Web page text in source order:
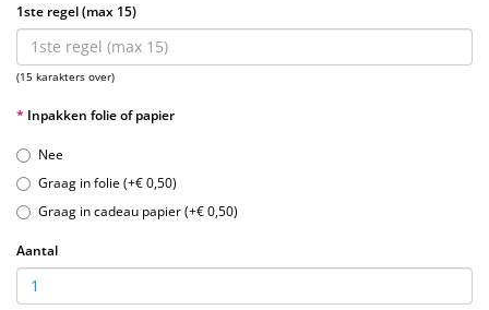
1ste regel (max 15)
(15 karakters over)
Inpakken folie of papier
Nee
Graag in folie (+€ 0,50)
Graag in cadeau papier (+€ 0,50)
Aantal